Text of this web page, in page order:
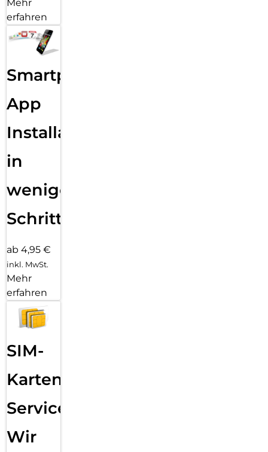
Mehr
erfahren
Smartphone
App
Installation
in
wenigen
Schritten
ab 4,95 €
inkl. MwSt.
Mehr
erfahren
SIM-
Karten
Service:
Wir